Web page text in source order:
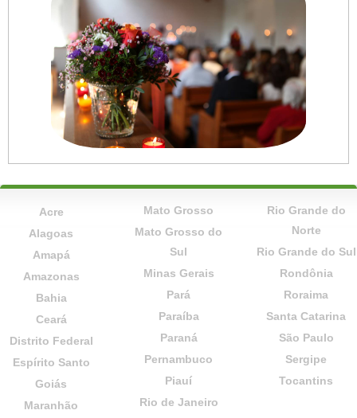
Acre
Alagoas
Amapá
Amazonas
Bahia
Ceará
Distrito Federal
Espírito Santo
Goiás
Maranhão
Mato Grosso
Mato Grosso do
Sul
Minas Gerais
Pará
Paraíba
Paraná
Pernambuco
Piauí
Rio de Janeiro
Rio Grande do
Norte
Rio Grande do Sul
Rondônia
Roraima
Santa Catarina
São Paulo
Sergipe
Tocantins